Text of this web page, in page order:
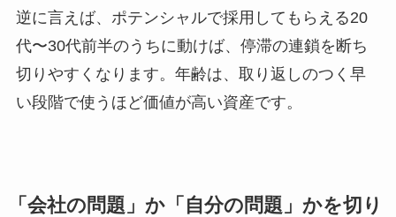
逆に言えば、ポテンシャルで採用してもらえる20
代〜30代前半のうちに動けば、停滞の連鎖を断ち
切りやすくなります。年齢は、取り返しのつく早
い段階で使うほど価値が高い資産です。
「会社の問題」か「自分の問題」かを切り